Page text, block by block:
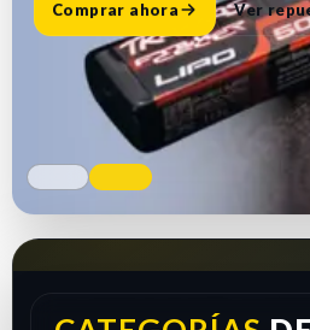
Comprar ahora Ver